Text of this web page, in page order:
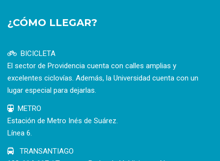
¿CÓMO LLEGAR?
BICICLETA
El sector de Providencia cuenta con calles amplias y
excelentes ciclovías. Además, la Universidad cuenta con un
lugar especial para dejarlas.
METRO
Estación de Metro Inés de Suárez.
Línea 6.
TRANSANTIAGO